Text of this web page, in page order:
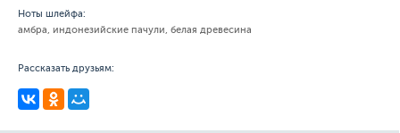
Ноты шлейфа:
амбра, индонезийские пачули, белая древесина
Рассказать друзьям: